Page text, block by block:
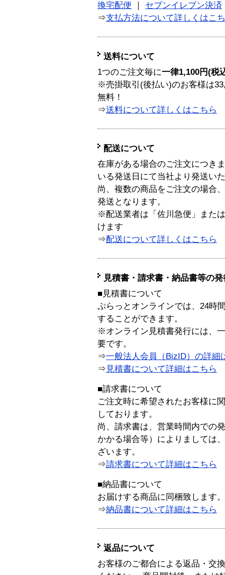
換宅配便
セブンイレブン決済
⇒支払方法について詳しくはこ
送料について
1つのご注文毎に一律1,100円(税
※売掛取引(後払い)のお客様は
無料！
⇒送料について詳しくはこちら
配送について
在庫がある場合のご注文につき
いる発送日にて当社より発送い
尚、複数の商品をご注文の場合
発送となります。
※配送業者は「佐川急便」また
けます
⇒配送について詳しくはこちら
見積書・請求書・納品書等の
■見積書について
ぷらっとオンラインでは、24時
することができます。
※オンライン見積書発行には、
要です。
⇒一般法人会員（BizID）の詳細
⇒ 見積書について詳細はこちら
■請求書について
ご注文時に希望されたお客様に
しております。
尚、請求書は、営業時間内での
かかる場合等）によりましては
ざいます。
⇒請求書について詳細はこちら
■納品書について
お届けする商品に同梱致します。
⇒納品書について詳細はこちら
返品について
お客様のご都合による返品・交